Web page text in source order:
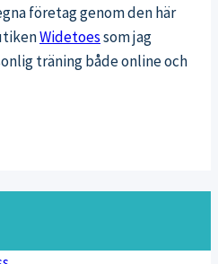
företag genom den här
Widetoessom jag
träning både online och